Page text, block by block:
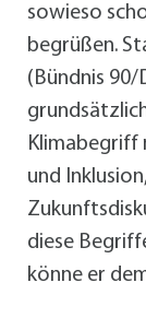
sowieso
begrüßen.
(Bündnis 90/
Klimabegriff
und
diese
könne er